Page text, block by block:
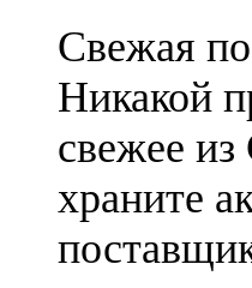
Свежая
Никакой
свежее
храните